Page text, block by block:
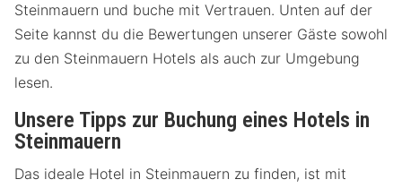
Steinmauern und buche mit Vertrauen. Unten auf der
Seite kannst du die Bewertungen unserer Gäste sowohl
zu den Steinmauern Hotels als auch zur Umgebung
lesen.
Unsere Tipps zur Buchung eines Hotels in
Steinmauern
Das ideale Hotel in Steinmauern zu finden, ist mit